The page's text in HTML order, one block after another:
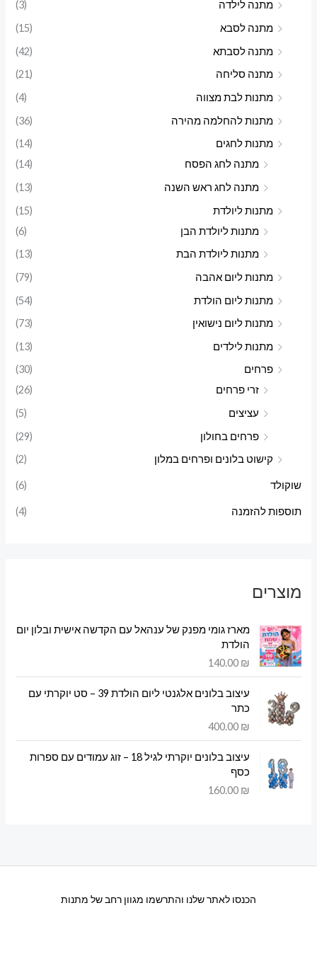
מתנה לילדה
(3)
מתנה לסבא
(15)
מתנה לסבתא
(42)
מתנה סליחה
(21)
מתנות לבת מצווה
(4)
מתנות להחלמה מהירה
(36)
מתנות לחגים
(14)
מתנה לחג הפסח
(14)
מתנה לחג ראש השנה
(13)
מתנות ליולדת
(15)
מתנות ליולדת הבן
(6)
מתנות ליולדת הבת
(13)
מתנות ליום אהבה
(79)
מתנות ליום הולדת
(54)
מתנות ליום נישואין
(73)
מתנות לילדים
(13)
פרחים
(30)
זרי פרחים
(26)
עציצים
(5)
פרחים בחולון
(29)
קישוט בלונים ופרחים במלון
(2)
שוקולד (6)
תוספות להזמנה (4)
מוצרים
מארז גומי מפנק של ענהאל עם הקדשה אישית ובלון יום
הולדת
140.00 ₪
עיצוב בלונים אלגנטי ליום הולדת 39 – סט יוקרתי עם
כתר
400.00 ₪
עיצוב בלונים יוקרתי לגיל 18 – זוג עמודים עם ספרות
כסף
160.00 ₪
הכנסו לאתר שלנו והתרשמו מגוון רחב של מתנות